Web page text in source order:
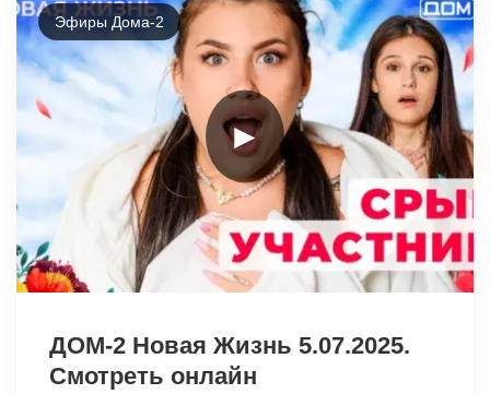
►
Эфиры Дома-2
ДОМ-2 Новая Жизнь 5.07.2025.
Смотреть онлайн